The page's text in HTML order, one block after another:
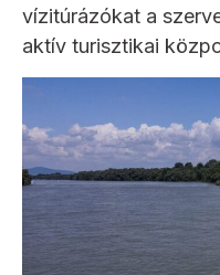
vízitúrázókat a
aktív turisztikai